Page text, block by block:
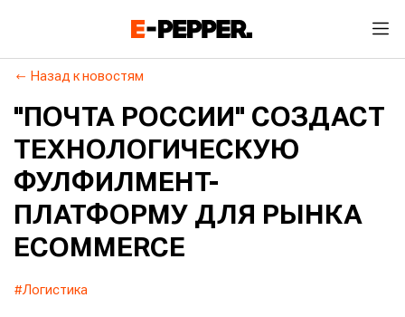
Назад к новостям
"ПОЧТА РОССИИ" СОЗДАСТ
ТЕХНОЛОГИЧЕСКУЮ
ФУЛФИЛМЕНТ-
ПЛАТФОРМУ ДЛЯ РЫНКА
ECOMMERCE
#Логистика